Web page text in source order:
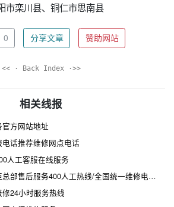
市栾川县、铜仁市思南县
0 分享文章 赞助网站
<< · Back Index ·>>
相关线报
方网站地址
话推荐维修网点电话
人工客服在线服务
售后服务400人工热线/全国统一维修电话是多少
24小时服务热线